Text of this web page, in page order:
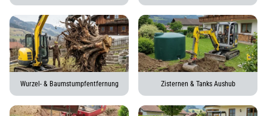
Wurzel- & Baumstumpfentfernung Zisternen & Tanks Aushub